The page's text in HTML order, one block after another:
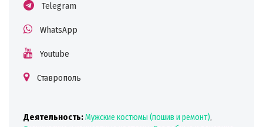
Telegram
WhatsApp
Youtube
Ставрополь
Деятельность:Мужские костюмы (пошив и ремонт),